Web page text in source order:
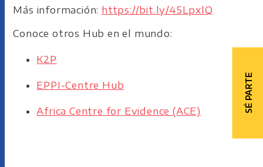
SÉ PARTE
Más información: https://bit.ly/45LpxlQ
Conoce otros Hub en el mundo:
K2P
EPPI-Centre Hub
Africa Centre for Evidence (ACE)